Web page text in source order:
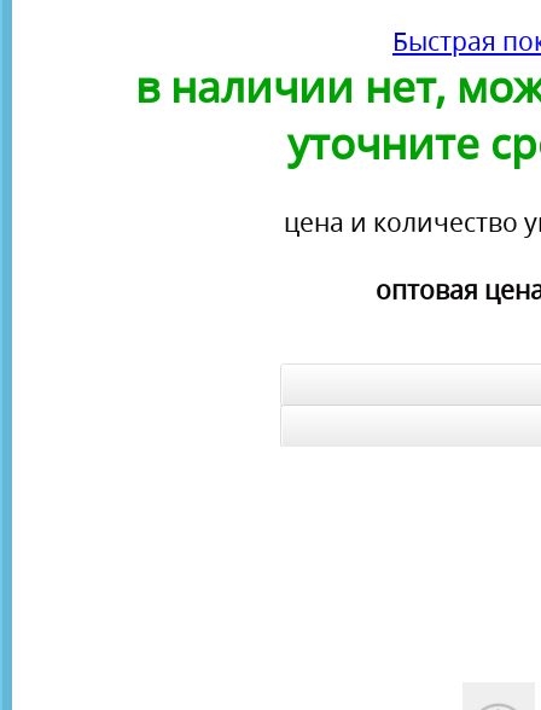
Быстрая
в наличии нет,
уточните
цена и количество
оптовая